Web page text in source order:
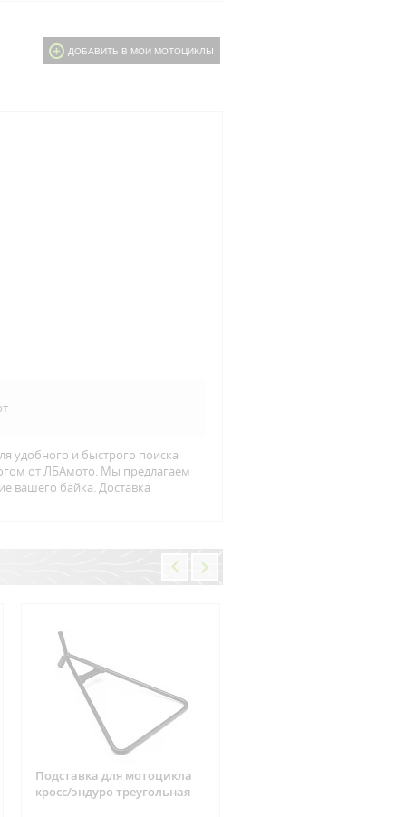
ДОБАВИТЬ В МОИ МОТОЦИКЛЫ
удобного и быстрого поиска
от ЛБАмото. Мы предлагаем
вашего байка. Доставка
Подставка для мотоцикла
кросс/эндуро треугольная